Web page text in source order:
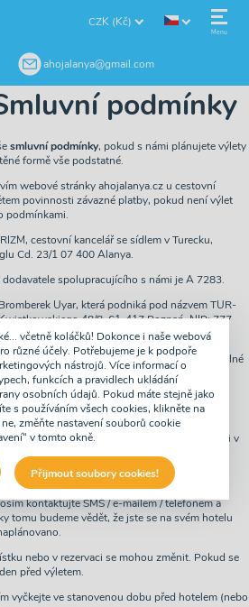
Menu
CZK (Kč)
ahojalanya@gmail.com
podmínky
smluvní podmínky, pokud s námi plánujete výlety
ve zhuštěné formě vše podstatné.
webové stránky ahojalanya.cz u cestovní
povinnosti závazné platby, pokud není výlet
podmínkami.
cestovní kancelář se sídlem v Turecku,
Cd. 23/1 07 400 Alanya.
spolupracujícího s námi je A 7283.
Uyar, která podniká pod názvem TUR-
48/8, 61-417 Poznań, NIP: 777
přímo do kanceláře ASI TURIZM.
webových Pagech lze zaplatit předem (v plné
převodem, elektronickými platbami, kreditní
po příjezdu do hotelu.
brutto ceny.
jsou zasílány e-mailem nebo jsou k dispozici v
e-mail s odkazem na stažení lístků.
kontaktujte SMS / e-mailem / telefonem a
tomu budeme vědět, že jste se na svém hotelu
nebo v rezervaci se mohou změnit. Pokud se
před výletem.
vyčkejte ve stanovenou dobu před hotelem (nebo
včetně koláčků! Dokonce i naše webová
různé účely. Potřebujeme je k podpoře
nástrojů. Více informací o
funkcích a pravidlech ukládání
osobních údajů. Pokud máte stejně jako
s používáním všech cookies, klikněte na
změňte nastavení souborů cookie
v tomto okně.
Přijmout soubory cookies!